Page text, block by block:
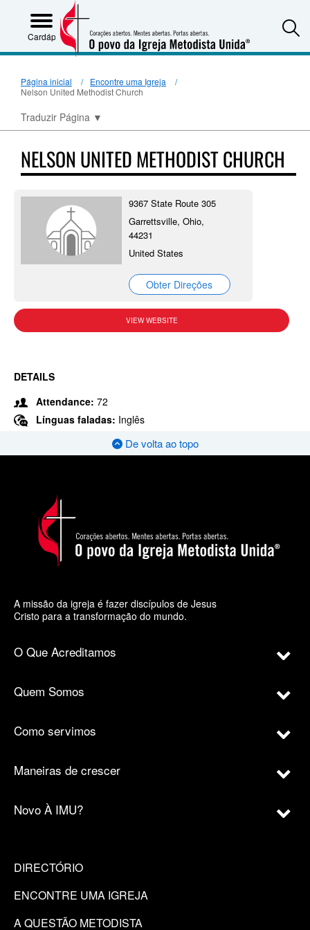
Cardápio
Página inicial
Encontre uma Igreja
Nelson United Methodist Church
Traduzir Página ▼
NELSON UNITED METHODIST CHURCH
9367 State Route 305
Garrettsville, Ohio,
44231
United States
Obter Direções
VIEW WEBSITE
DETAILS
Attendance: 72
Línguas faladas: Inglês
De volta ao topo
A missão da igreja é fazer discípulos de Jesus
Cristo para a transformação do mundo.
O Que Acreditamos
Quem Somos
Como servimos
Maneiras de crescer
Novo À IMU?
DIRECTÓRIO
ENCONTRE UMA IGREJA
A QUESTÃO METODISTA